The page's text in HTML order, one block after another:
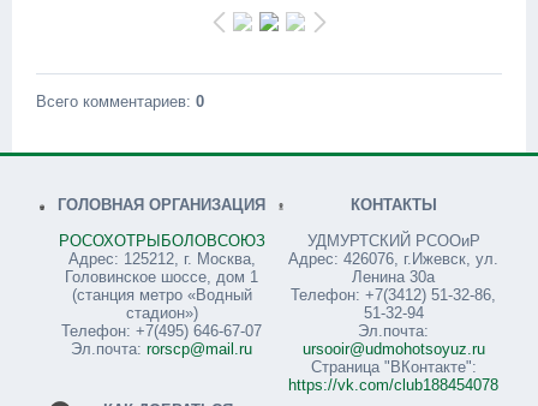
Всего комментариев: 0
ГОЛОВНАЯ ОРГАНИЗАЦИЯ
РОСОХОТРЫБОЛОВСОЮЗ
Адрес: 125212, г. Москва,
Головинское шоссе, дом 1
(станция метро «Водный
стадион»)
Телефон: +7(495) 646-67-07
Эл.почта: rorscp@mail.ru
КОНТАКТЫ
УДМУРТСКИЙ РСООиР
Адрес: 426076, г.Ижевск, ул.
Ленина 30а
Телефон: +7(3412) 51-32-86,
51-32-94
Эл.почта:
ursooir@udmohotsoyuz.ru
Страница "ВКонтакте":
https://vk.com/club188454078